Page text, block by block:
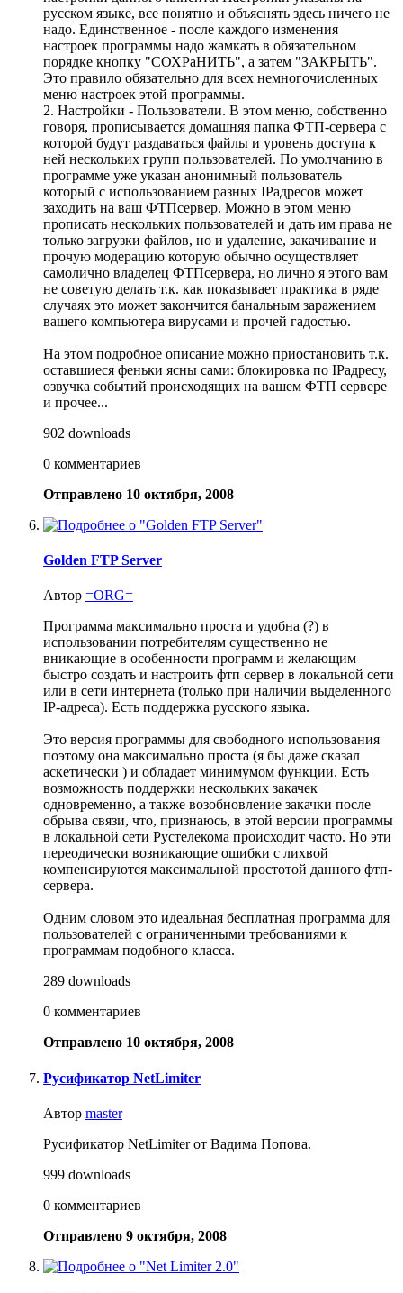
русском языке, все понятно и объяснять здесь ничего не
надо. Единственное - после каждого изменения
настроек программы надо жамкать в обязательном
порядке кнопку "СОХРаНИТЬ", а затем "ЗАКРЫТЬ".
Это правило обязательно для всех немногочисленных
меню настроек этой программы.
2. Настройки - Пользователи. В этом меню, собственно
говоря, прописывается домашняя папка ФТП-сервера с
которой будут раздаваться файлы и уровень доступа к
ней нескольких групп пользователей. По умолчанию в
программе уже указан анонимный пользователь
который с использованием разных IPадресов может
заходить на ваш ФТПсервер. Можно в этом меню
прописать нескольких пользователей и дать им права не
только загрузки файлов, но и удаление, закачивание и
прочую модерацию которую обычно осуществляет
самолично владелец ФТПсервера, но лично я этого вам
не советую делать т.к. как показывает практика в ряде
случаях это может закончится банальным заражением
вашего компьютера вирусами и прочей гадостью.
На этом подробное описание можно приостановить т.к.
оставшиеся феньки ясны сами: блокировка по IPадресу,
озвучка событий происходящих на вашем ФТП сервере
и прочее...
902 downloads
0 комментариев
Отправлено 10 октября, 2008
Golden FTP Server
Автор =ORG=
Программа максимально проста и удобна (?) в
использовании потребителям существенно не
вникающие в особенности программ и желающим
быстро создать и настроить фтп сервер в локальной сети
или в сети интернета (только при наличии выделенного
IP-адреса). Есть поддержка русского языка.
Это версия программы для свободного использования
поэтому она максимально проста (я бы даже сказал
аскетически ) и обладает минимумом функции. Есть
возможность поддержки нескольких закачек
одновременно, а также возобновление закачки после
обрыва связи, что, признаюсь, в этой версии программы
в локальной сети Рустелекома происходит часто. Но эти
переодически возникающие ошибки с лихвой
компенсируются максимальной простотой данного фтп-
сервера.
Одним словом это идеальная бесплатная программа для
пользователей с ограниченными требованиями к
программам подобного класса.
289 downloads
0 комментариев
Отправлено 10 октября, 2008
Русификатор NetLimiter
Автор master
Русификатор NetLimiter от Вадима Попова.
999 downloads
0 комментариев
Отправлено 9 октября, 2008